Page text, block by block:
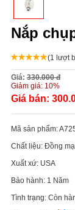
Nắp
(1 lượt
Giá: 330.000 đ
Giảm giá: 10%
Giá bán:
Mã sản phẩm:
Chất liệu: Đồng
Xuất xứ: USA
Bảo hành: 1 Năm
Tình trạng: Còn